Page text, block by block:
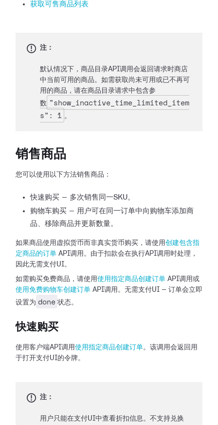
获取可售商品列表
注：
默认情况下，商品目录API调用会返回请求时商店
中当前可用的商品。如需获取尚未可用或已不再可
用的商品，请在商品目录请求中包含参
数 "show_inactive_time_limited_item
s": 1 。
销售商品
您可以使用以下方法销售商品：
快速购买 — 多次销售同一SKU。
购物车购买 — 用户可在同一订单中向购物车添加商
品、移除商品并更新数量。
如果商品使用虚拟货币而非真实货币购买，请使用创建包含指
定商品的订单 API调用。由于扣款会在执行API调用时处理，
因此无需支付UI。
如需购买免费商品，请使用使用指定商品创建订单 API调用或
使用免费购物车创建订单 API调用。无需支付UI — 订单会立即
设置为 done 状态。
快速购买
使用客户端API调用使用指定商品创建订单。该调用会返回用
于打开支付UI的令牌。
注：
用户只能在支付UI中查看折扣信息。不支持兑换